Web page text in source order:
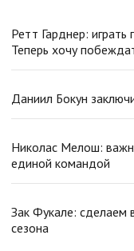
Ретт Гарднер:
Теперь хочу
Даниил Бокун
Николас Мелош:
единой командой
Зак Фукале: сделаем
сезона